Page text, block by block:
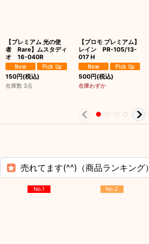
【プレミアム 光の使
者 Rare】ムスタディ
オ 16-040R
150円(税込)
在庫数 3点
【プロモ プレミアム】
レイン PR-105/13-
017 H
500円(税込)
在庫わずか
売れてます(^^)（商品ランキング）
No.1 No.2